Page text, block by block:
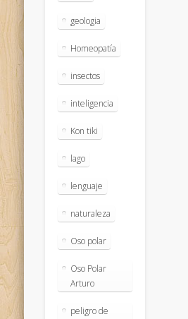
geologia
Homeopatía
insectos
inteligencia
Kon tiki
lago
lenguaje
naturaleza
Oso polar
Oso Polar
Arturo
peligro de